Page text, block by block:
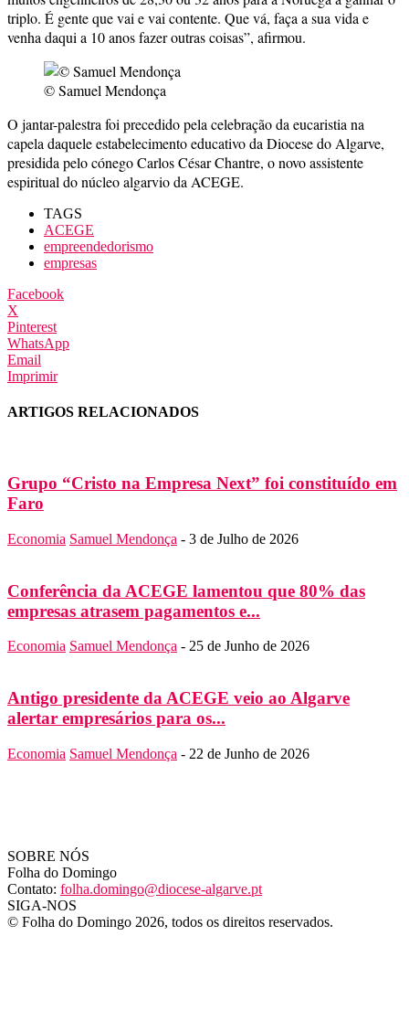
triplo. É gente que vai e vai contente. Que vá, faça a sua vida e
venha daqui a 10 anos fazer outras coisas”, afirmou.
© Samuel Mendonça
O jantar-palestra foi precedido pela celebração da eucaristia na
capela daquele estabelecimento educativo da Diocese do Algarve,
presidida pelo cónego Carlos César Chantre, o novo assistente
espiritual do núcleo algarvio da ACEGE.
TAGS
ACEGE
empreendedorismo
empresas
Facebook
X
Pinterest
WhatsApp
Email
Imprimir
ARTIGOS RELACIONADOS
Grupo “Cristo na Empresa Next” foi constituído em
Faro
Economia Samuel Mendonça - 3 de Julho de 2026
Conferência da ACEGE lamentou que 80% das
empresas atrasem pagamentos e...
Economia Samuel Mendonça - 25 de Junho de 2026
Antigo presidente da ACEGE veio ao Algarve
alertar empresários para os...
Economia Samuel Mendonça - 22 de Junho de 2026
SOBRE NÓS
Folha do Domingo
Contato: folha.domingo@diocese-algarve.pt
SIGA-NOS
© Folha do Domingo 2026, todos os direitos reservados.